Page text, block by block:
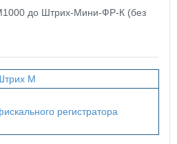
до Штрих-Мини-ФР-К (без
М
регистратора